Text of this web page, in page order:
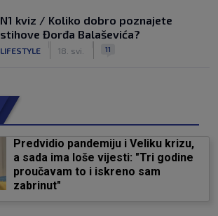
N1 kviz / Koliko dobro poznajete
stihove Đorđa Balaševića?
LIFESTYLE 18. svi. 11
Predvidio pandemiju i Veliku krizu,
a sada ima loše vijesti: "Tri godine
proučavam to i iskreno sam
zabrinut"